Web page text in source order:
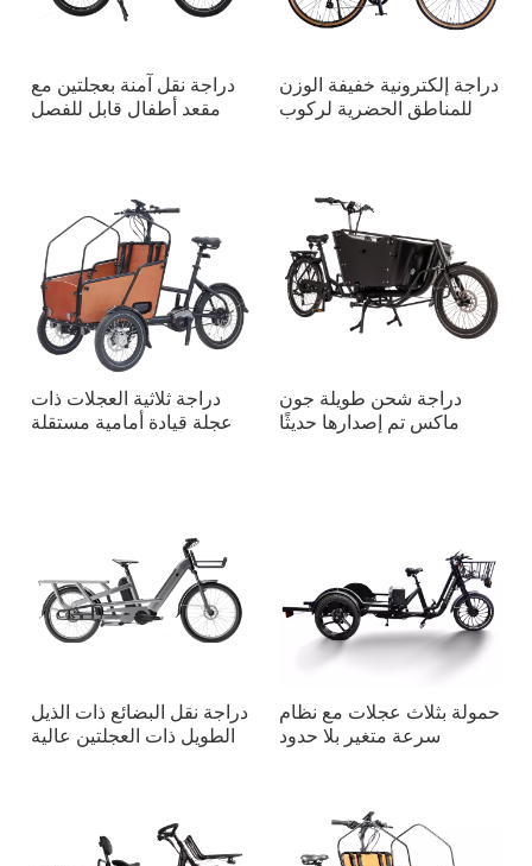
دراجة إلكترونية خفيفة الوزن
للمناطق الحضرية لركوب
دراجة نقل آمنة بعجلتين مع
مقعد أطفال قابل للفصل
دراجة شحن طويلة جون
ماكس تم إصدارها حديثًا
دراجة ثلاثية العجلات ذات
عجلة قيادة أمامية مستقلة
حمولة بثلاث عجلات مع نظام
سرعة متغير بلا حدود
دراجة نقل البضائع ذات الذيل
الطويل ذات العجلتين عالية